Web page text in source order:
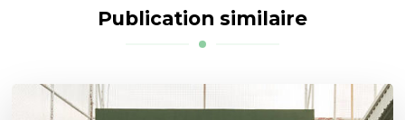
Publication similaire